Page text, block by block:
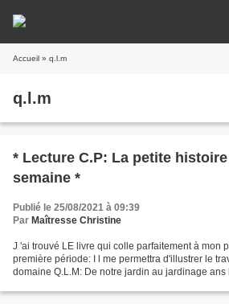
Accueil » q.l.m
q.l.m
* Lecture C.P: La petite
semaine *
Publié le 25/08/2021 à 09:39
Par Maîtresse Christine
J 'ai trouvé LE livre qui colle parfaitement à mon
première période: I l me permettra d'illustrer le
domaine Q.L.M: De notre jardin au jardinage ans